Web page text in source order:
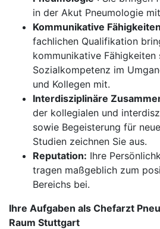
in der Akut Pneumologie
Kommunikative
fachlichen Qualifikation
kommunikative
Sozialkompetenz im
und Kollegen mit.
Interdisziplinäre
der kollegialen und
sowie Begeisterung für
Studien zeichnen Sie aus.
Reputation: Ihre
tragen maßgeblich zum
Bereichs bei.
Ihre Aufgaben als Chefarzt
Raum Stuttgart